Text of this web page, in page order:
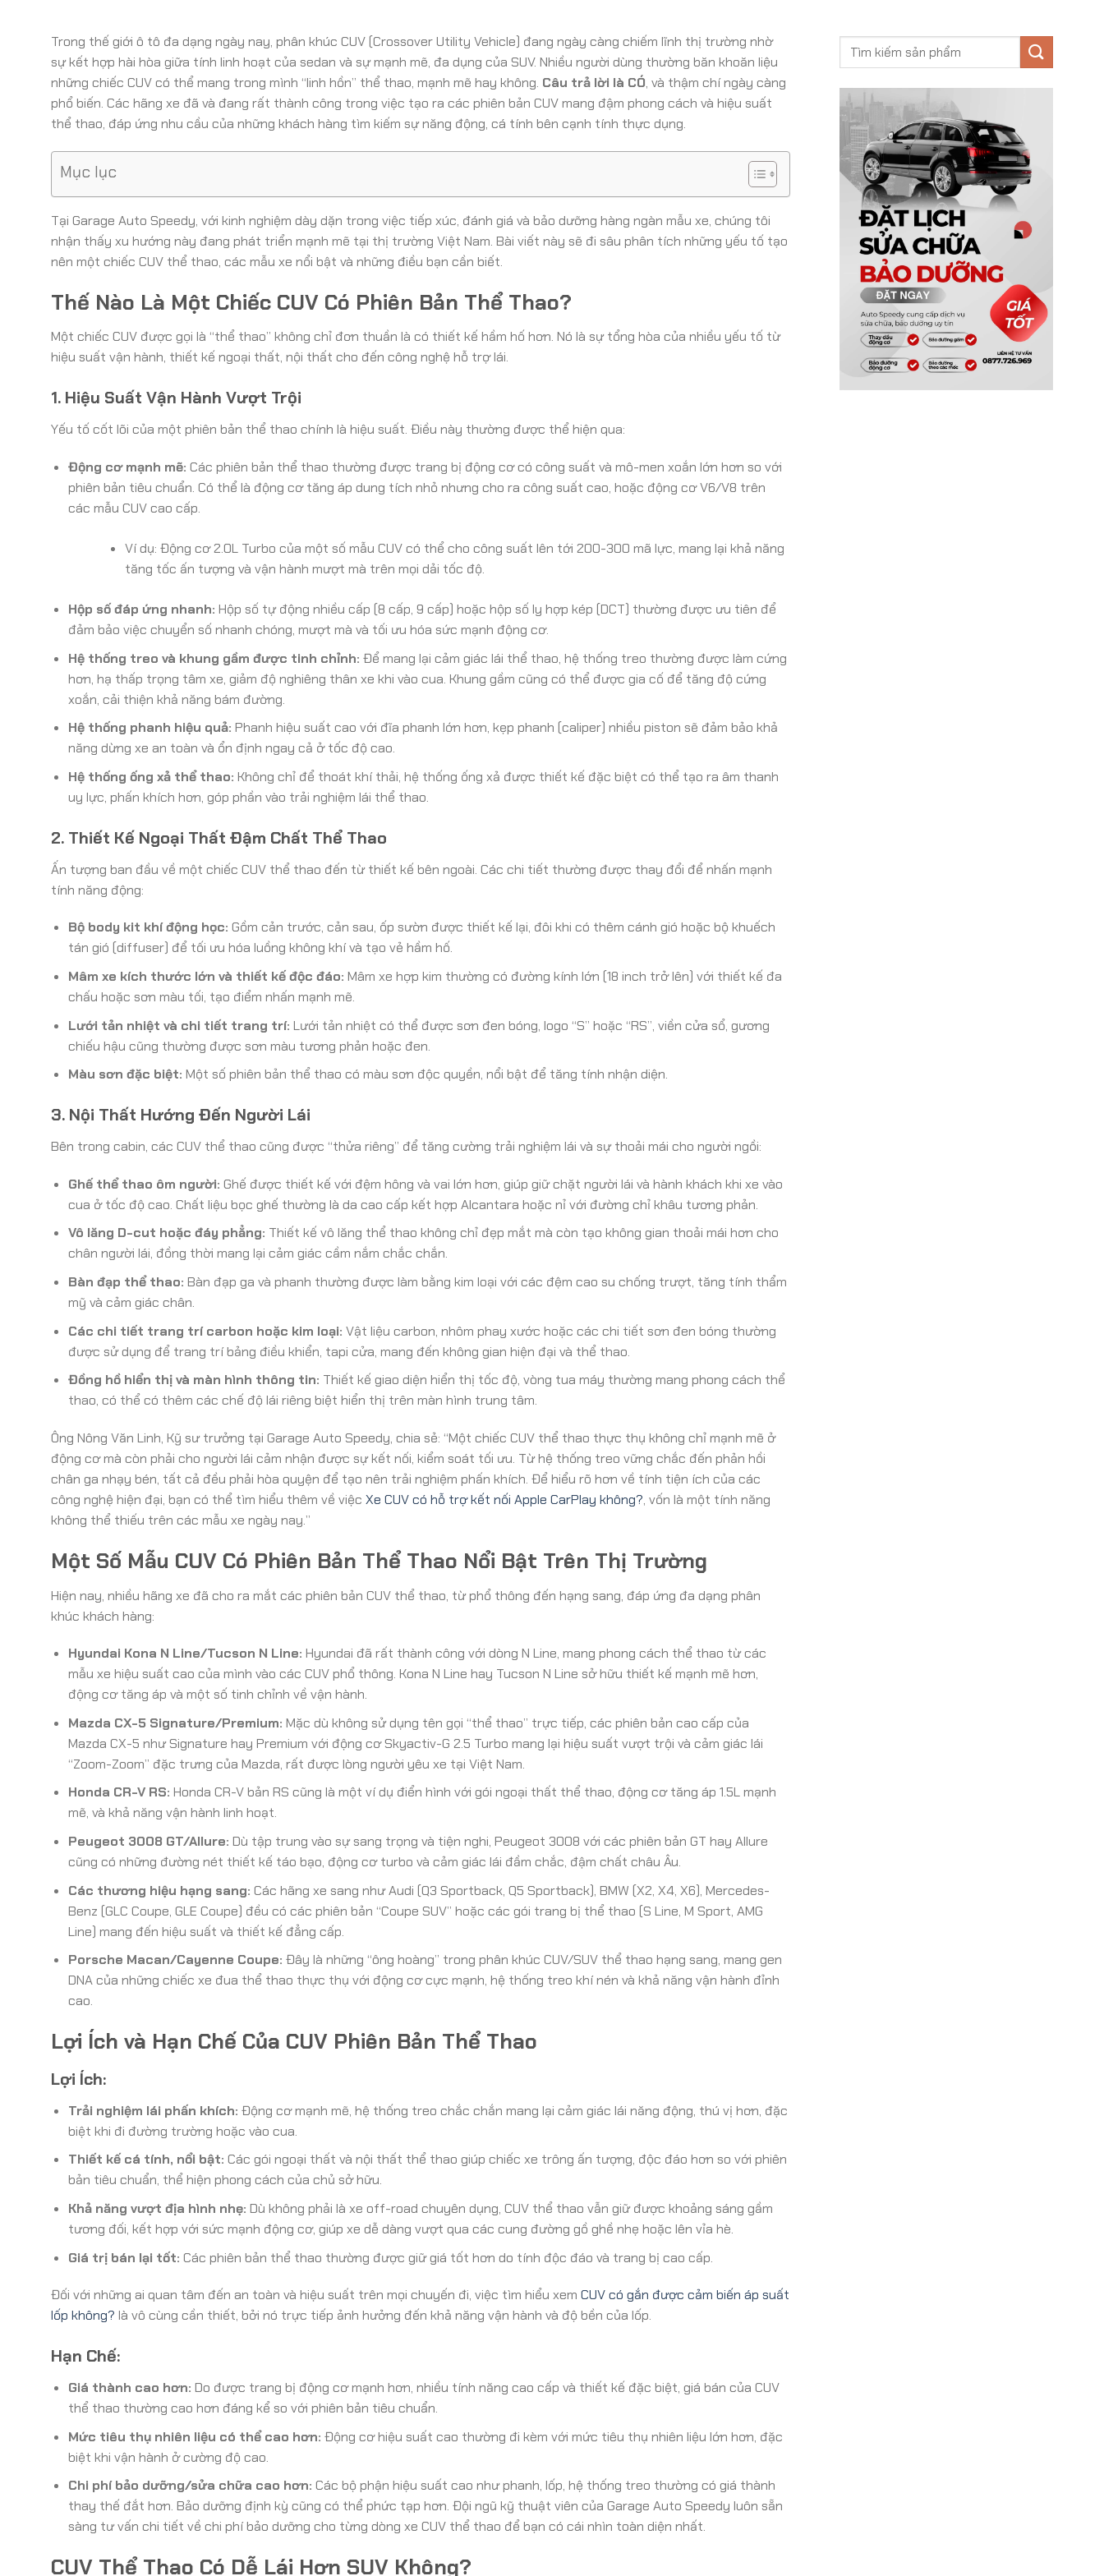
Trong thế giới ô tô đa dạng ngày nay, phân khúc CUV (Crossover Utility Vehicle) đang ngày càng chiếm lĩnh thị trường nhờ
sự kết hợp hài hòa giữa tính linh hoạt của sedan và sự mạnh mẽ, đa dụng của SUV. Nhiều người dùng thường băn khoăn liệu
những chiếc CUV có thể mang trong mình “linh hồn” thể thao, mạnh mẽ hay không. Câu trả lời là CÓ, và thậm chí ngày càng
phổ biến. Các hãng xe đã và đang rất thành công trong việc tạo ra các phiên bản CUV mang đậm phong cách và hiệu suất
thể thao, đáp ứng nhu cầu của những khách hàng tìm kiếm sự năng động, cá tính bên cạnh tính thực dụng.
Mục lục
Tại Garage Auto Speedy, với kinh nghiệm dày dặn trong việc tiếp xúc, đánh giá và bảo dưỡng hàng ngàn mẫu xe, chúng tôi
nhận thấy xu hướng này đang phát triển mạnh mẽ tại thị trường Việt Nam. Bài viết này sẽ đi sâu phân tích những yếu tố tạo
nên một chiếc CUV thể thao, các mẫu xe nổi bật và những điều bạn cần biết.
Thế Nào Là Một Chiếc CUV Có Phiên Bản Thể Thao?
Một chiếc CUV được gọi là “thể thao” không chỉ đơn thuần là có thiết kế hầm hố hơn. Nó là sự tổng hòa của nhiều yếu tố từ
hiệu suất vận hành, thiết kế ngoại thất, nội thất cho đến công nghệ hỗ trợ lái.
1. Hiệu Suất Vận Hành Vượt Trội
Yếu tố cốt lõi của một phiên bản thể thao chính là hiệu suất. Điều này thường được thể hiện qua:
Động cơ mạnh mẽ: Các phiên bản thể thao thường được trang bị động cơ có công suất và mô-men xoắn lớn hơn so với
phiên bản tiêu chuẩn. Có thể là động cơ tăng áp dung tích nhỏ nhưng cho ra công suất cao, hoặc động cơ V6/V8 trên
các mẫu CUV cao cấp.
Ví dụ: Động cơ 2.0L Turbo của một số mẫu CUV có thể cho công suất lên tới 200-300 mã lực, mang lại khả năng
tăng tốc ấn tượng và vận hành mượt mà trên mọi dải tốc độ.
Hộp số đáp ứng nhanh: Hộp số tự động nhiều cấp (8 cấp, 9 cấp) hoặc hộp số ly hợp kép (DCT) thường được ưu tiên để
đảm bảo việc chuyển số nhanh chóng, mượt mà và tối ưu hóa sức mạnh động cơ.
Hệ thống treo và khung gầm được tinh chỉnh: Để mang lại cảm giác lái thể thao, hệ thống treo thường được làm cứng
hơn, hạ thấp trọng tâm xe, giảm độ nghiêng thân xe khi vào cua. Khung gầm cũng có thể được gia cố để tăng độ cứng
xoắn, cải thiện khả năng bám đường.
Hệ thống phanh hiệu quả: Phanh hiệu suất cao với đĩa phanh lớn hơn, kẹp phanh (caliper) nhiều piston sẽ đảm bảo khả
năng dừng xe an toàn và ổn định ngay cả ở tốc độ cao.
Hệ thống ống xả thể thao: Không chỉ để thoát khí thải, hệ thống ống xả được thiết kế đặc biệt có thể tạo ra âm thanh
uy lực, phấn khích hơn, góp phần vào trải nghiệm lái thể thao.
2. Thiết Kế Ngoại Thất Đậm Chất Thể Thao
Ấn tượng ban đầu về một chiếc CUV thể thao đến từ thiết kế bên ngoài. Các chi tiết thường được thay đổi để nhấn mạnh
tính năng động:
Bộ body kit khí động học: Gồm cản trước, cản sau, ốp sườn được thiết kế lại, đôi khi có thêm cánh gió hoặc bộ khuếch
tán gió (diffuser) để tối ưu hóa luồng không khí và tạo vẻ hầm hố.
Mâm xe kích thước lớn và thiết kế độc đáo: Mâm xe hợp kim thường có đường kính lớn (18 inch trở lên) với thiết kế đa
chấu hoặc sơn màu tối, tạo điểm nhấn mạnh mẽ.
Lưới tản nhiệt và chi tiết trang trí: Lưới tản nhiệt có thể được sơn đen bóng, logo “S” hoặc “RS”, viền cửa sổ, gương
chiếu hậu cũng thường được sơn màu tương phản hoặc đen.
Màu sơn đặc biệt: Một số phiên bản thể thao có màu sơn độc quyền, nổi bật để tăng tính nhận diện.
3. Nội Thất Hướng Đến Người Lái
Bên trong cabin, các CUV thể thao cũng được “thửa riêng” để tăng cường trải nghiệm lái và sự thoải mái cho người ngồi:
Ghế thể thao ôm người: Ghế được thiết kế với đệm hông và vai lớn hơn, giúp giữ chặt người lái và hành khách khi xe vào
cua ở tốc độ cao. Chất liệu bọc ghế thường là da cao cấp kết hợp Alcantara hoặc nỉ với đường chỉ khâu tương phản.
Vô lăng D-cut hoặc đáy phẳng: Thiết kế vô lăng thể thao không chỉ đẹp mắt mà còn tạo không gian thoải mái hơn cho
chân người lái, đồng thời mang lại cảm giác cầm nắm chắc chắn.
Bàn đạp thể thao: Bàn đạp ga và phanh thường được làm bằng kim loại với các đệm cao su chống trượt, tăng tính thẩm
mỹ và cảm giác chân.
Các chi tiết trang trí carbon hoặc kim loại: Vật liệu carbon, nhôm phay xước hoặc các chi tiết sơn đen bóng thường
được sử dụng để trang trí bảng điều khiển, tapi cửa, mang đến không gian hiện đại và thể thao.
Đồng hồ hiển thị và màn hình thông tin: Thiết kế giao diện hiển thị tốc độ, vòng tua máy thường mang phong cách thể
thao, có thể có thêm các chế độ lái riêng biệt hiển thị trên màn hình trung tâm.
Ông Nông Văn Linh, Kỹ sư trưởng tại Garage Auto Speedy, chia sẻ: “Một chiếc CUV thể thao thực thụ không chỉ mạnh mẽ ở
động cơ mà còn phải cho người lái cảm nhận được sự kết nối, kiểm soát tối ưu. Từ hệ thống treo vững chắc đến phản hồi
chân ga nhạy bén, tất cả đều phải hòa quyện để tạo nên trải nghiệm phấn khích. Để hiểu rõ hơn về tính tiện ích của các
công nghệ hiện đại, bạn có thể tìm hiểu thêm về việc Xe CUV có hỗ trợ kết nối Apple CarPlay không?, vốn là một tính năng
không thể thiếu trên các mẫu xe ngày nay.”
Một Số Mẫu CUV Có Phiên Bản Thể Thao Nổi Bật Trên Thị Trường
Hiện nay, nhiều hãng xe đã cho ra mắt các phiên bản CUV thể thao, từ phổ thông đến hạng sang, đáp ứng đa dạng phân
khúc khách hàng:
Hyundai Kona N Line/Tucson N Line: Hyundai đã rất thành công với dòng N Line, mang phong cách thể thao từ các
mẫu xe hiệu suất cao của mình vào các CUV phổ thông. Kona N Line hay Tucson N Line sở hữu thiết kế mạnh mẽ hơn,
động cơ tăng áp và một số tinh chỉnh về vận hành.
Mazda CX-5 Signature/Premium: Mặc dù không sử dụng tên gọi “thể thao” trực tiếp, các phiên bản cao cấp của
Mazda CX-5 như Signature hay Premium với động cơ Skyactiv-G 2.5 Turbo mang lại hiệu suất vượt trội và cảm giác lái
“Zoom-Zoom” đặc trưng của Mazda, rất được lòng người yêu xe tại Việt Nam.
Honda CR-V RS: Honda CR-V bản RS cũng là một ví dụ điển hình với gói ngoại thất thể thao, động cơ tăng áp 1.5L mạnh
mẽ, và khả năng vận hành linh hoạt.
Peugeot 3008 GT/Allure: Dù tập trung vào sự sang trọng và tiện nghi, Peugeot 3008 với các phiên bản GT hay Allure
cũng có những đường nét thiết kế táo bạo, động cơ turbo và cảm giác lái đầm chắc, đậm chất châu Âu.
Các thương hiệu hạng sang: Các hãng xe sang như Audi (Q3 Sportback, Q5 Sportback), BMW (X2, X4, X6), Mercedes-
Benz (GLC Coupe, GLE Coupe) đều có các phiên bản “Coupe SUV” hoặc các gói trang bị thể thao (S Line, M Sport, AMG
Line) mang đến hiệu suất và thiết kế đẳng cấp.
Porsche Macan/Cayenne Coupe: Đây là những “ông hoàng” trong phân khúc CUV/SUV thể thao hạng sang, mang gen
DNA của những chiếc xe đua thể thao thực thụ với động cơ cực mạnh, hệ thống treo khí nén và khả năng vận hành đỉnh
cao.
Lợi Ích và Hạn Chế Của CUV Phiên Bản Thể Thao
Lợi Ích:
Trải nghiệm lái phấn khích: Động cơ mạnh mẽ, hệ thống treo chắc chắn mang lại cảm giác lái năng động, thú vị hơn, đặc
biệt khi đi đường trường hoặc vào cua.
Thiết kế cá tính, nổi bật: Các gói ngoại thất và nội thất thể thao giúp chiếc xe trông ấn tượng, độc đáo hơn so với phiên
bản tiêu chuẩn, thể hiện phong cách của chủ sở hữu.
Khả năng vượt địa hình nhẹ: Dù không phải là xe off-road chuyên dụng, CUV thể thao vẫn giữ được khoảng sáng gầm
tương đối, kết hợp với sức mạnh động cơ, giúp xe dễ dàng vượt qua các cung đường gồ ghề nhẹ hoặc lên vỉa hè.
Giá trị bán lại tốt: Các phiên bản thể thao thường được giữ giá tốt hơn do tính độc đáo và trang bị cao cấp.
Đối với những ai quan tâm đến an toàn và hiệu suất trên mọi chuyến đi, việc tìm hiểu xem CUV có gắn được cảm biến áp suất
lốp không? là vô cùng cần thiết, bởi nó trực tiếp ảnh hưởng đến khả năng vận hành và độ bền của lốp.
Hạn Chế:
Giá thành cao hơn: Do được trang bị động cơ mạnh hơn, nhiều tính năng cao cấp và thiết kế đặc biệt, giá bán của CUV
thể thao thường cao hơn đáng kể so với phiên bản tiêu chuẩn.
Mức tiêu thụ nhiên liệu có thể cao hơn: Động cơ hiệu suất cao thường đi kèm với mức tiêu thụ nhiên liệu lớn hơn, đặc
biệt khi vận hành ở cường độ cao.
Chi phí bảo dưỡng/sửa chữa cao hơn: Các bộ phận hiệu suất cao như phanh, lốp, hệ thống treo thường có giá thành
thay thế đắt hơn. Bảo dưỡng định kỳ cũng có thể phức tạp hơn. Đội ngũ kỹ thuật viên của Garage Auto Speedy luôn sẵn
sàng tư vấn chi tiết về chi phí bảo dưỡng cho từng dòng xe CUV thể thao để bạn có cái nhìn toàn diện nhất.
CUV Thể Thao Có Dễ Lái Hơn SUV Không?